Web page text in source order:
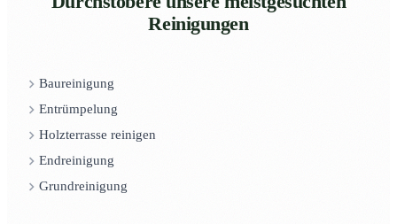
Reinigungen
Baureinigung
Entrümpelung
Holzterrasse reinigen
Endreinigung
Grundreinigung